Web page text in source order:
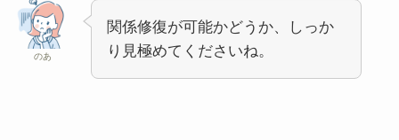
のあ
関係修復が可能かどうか、しっか
り見極めてくださいね。